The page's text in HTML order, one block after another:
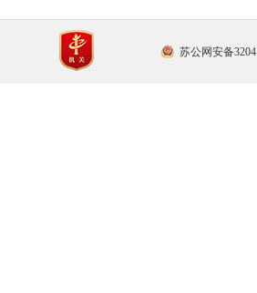
苏公网安备